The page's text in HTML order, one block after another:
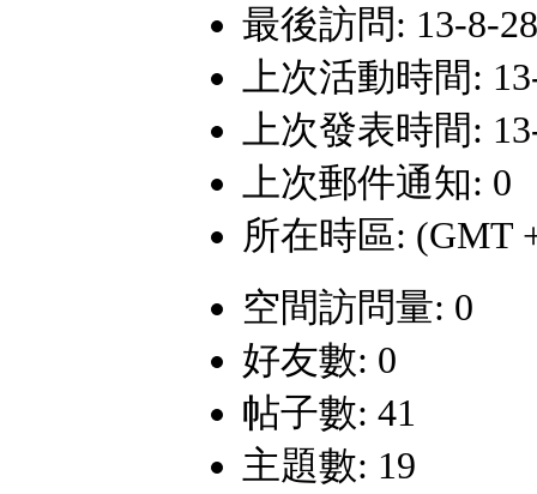
最後訪問: 13-8-
上次活動時間:
上次發表時間:
上次郵件通知: 0
所在時區: (GMT
空間訪問量: 0
好友數: 0
帖子數: 41
主題數: 19